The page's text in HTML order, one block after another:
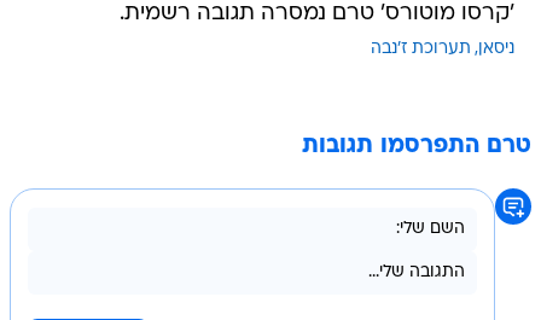
'קרסו מוטורס' טרם נמסרה תגובה רשמית.
ניסאן תערוכת ז'נבה
טרם התפרסמו תגובות